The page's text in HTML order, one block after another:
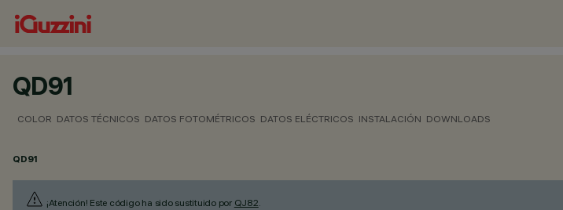
QD91
COLOR DATOS TÉCNICOS DATOS FOTOMÉTRICOS DATOS ELÉCTRICOS INSTALACIÓN DOWNLOADS
QD91
¡Atención! Este código ha sido sustituido por QJ82.